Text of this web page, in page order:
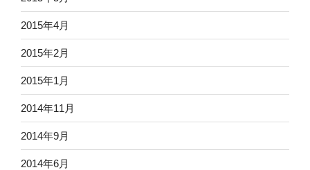
2015年4月
2015年2月
2015年1月
2014年11月
2014年9月
2014年6月